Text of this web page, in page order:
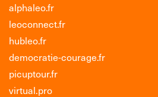
alphaleo.fr
leoconnect.fr
hubleo.fr
democratie-courage.fr
picuptour.fr
virtual.pro